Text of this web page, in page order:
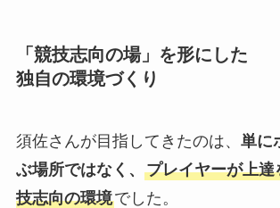
「競技志向の場」を形にした
独自の環境づくり
須佐さんが目指してきたのは、 単に
ぶ場所ではなく、 プレイヤーが上達
技志向の環境でした。